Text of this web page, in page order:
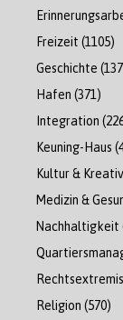
Freizeit (1105)
Geschichte
Hafen (371)
Integration
Keuning-Haus
Kultur &
Medizin &
Nachhaltigkeit
Religion (570)